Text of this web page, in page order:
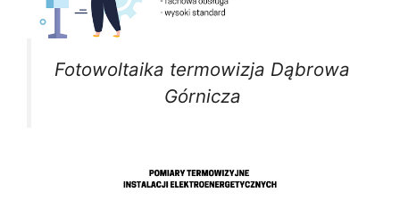
Fotowoltaika termowizja Dąbrowa
Górnicza